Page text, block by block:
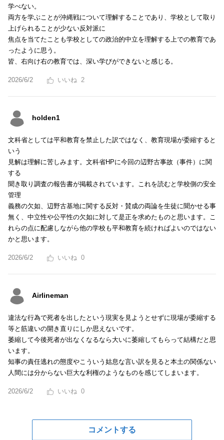
学べない。
両方を学ぶことが沖縄戦について理解することであり、学校として取り
上げられることが少ない反対派に
焦点を当てたことも学校としての政治的中立を理解する上での教育であ
ったように思う。
皆、右向け右の教育では、深い学びができないと感じる。
2026/6/2 2
holden1
文科省としては平和教育を禁止した訳ではなく、教育現場が委縮すると
いう
見解は理解に苦しみます。文科省HPに今回の辺野古事故（事件）に関
する
聞き取り調査の報告書が掲載されています。これを読むと学校側の安全
管理
義務の欠如、辺野古基地に関する反対・賛成の両論を生徒に聞かせる事
無く、中立性や公平性の欠如に対して是正を求めたものと思います。こ
れらの点に配慮しながら他の学校も平和教育を続ければよいのではない
かと思います。
2026/6/2 0
Airlineman
違法な行為で死者を出したという現実を見ようとせずに現場が委縮する
等と筋違いの開き直りにしか思えないです。
萎縮して今後死者が出なくなるなら大いに萎縮してもらって結構だと思
います。
知事の責任逃れの態度やこういう姑息な言い訳を見ると本土の関係ない
人間には分からない巨大な利権のようなものを感じてしまいます。
2026/6/2 0
コメントする